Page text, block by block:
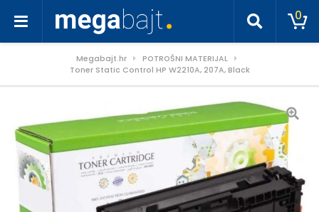
0
Megabajt.hr
POTROŠNI MATERIJAL
Toner Static Control HP W2210A, 207A, Black